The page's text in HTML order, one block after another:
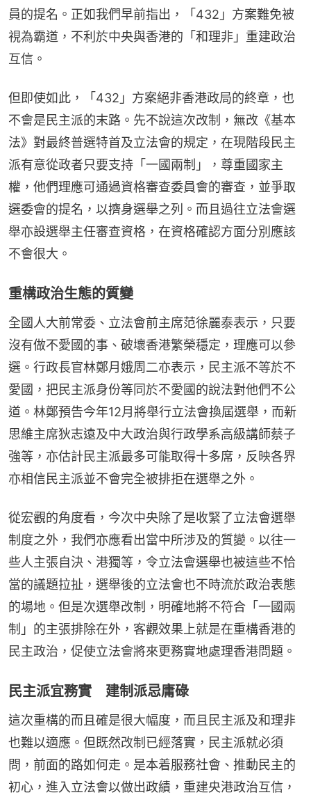
員的提名。正如我們早前指出，「432」方案難免被
視為霸道，不利於中央與香港的「和理非」重建政治
互信。
但即使如此，「432」方案絕非香港政局的終章，也
不會是民主派的末路。先不說這次改制，無改《基本
法》對最終普選特首及立法會的規定，在現階段民主
派有意從政者只要支持「一國兩制」，尊重國家主
權，他們理應可通過資格審查委員會的審查，並爭取
選委會的提名，以擠身選舉之列。而且過往立法會選
舉亦設選舉主任審查資格，在資格確認方面分別應該
不會很大。
重構政治生態的質變
全國人大前常委、立法會前主席范徐麗泰表示，只要
沒有做不愛國的事、破壞香港繁榮穩定，理應可以參
選。行政長官林鄭月娥周二亦表示，民主派不等於不
愛國，把民主派身份等同於不愛國的說法對他們不公
道。林鄭預告今年12月將舉行立法會換屆選舉，而新
思維主席狄志遠及中大政治與行政學系高級講師蔡子
強等，亦估計民主派最多可能取得十多席，反映各界
亦相信民主派並不會完全被排拒在選舉之外。
從宏觀的角度看，今次中央除了是收緊了立法會選舉
制度之外，我們亦應看出當中所涉及的質變。以往一
些人主張自決、港獨等，令立法會選舉也被這些不恰
當的議題拉扯，選舉後的立法會也不時流於政治表態
的場地。但是次選舉改制，明確地將不符合「一國兩
制」的主張排除在外，客觀效果上就是在重構香港的
民主政治，促使立法會將來更務實地處理香港問題。
民主派宜務實 建制派忌庸碌
這次重構的而且確是很大幅度，而且民主派及和理非
也難以適應。但既然改制已經落實，民主派就必須
問，前面的路如何走。是本着服務社會、推動民主的
初心，進入立法會以做出政績，重建央港政治互信，